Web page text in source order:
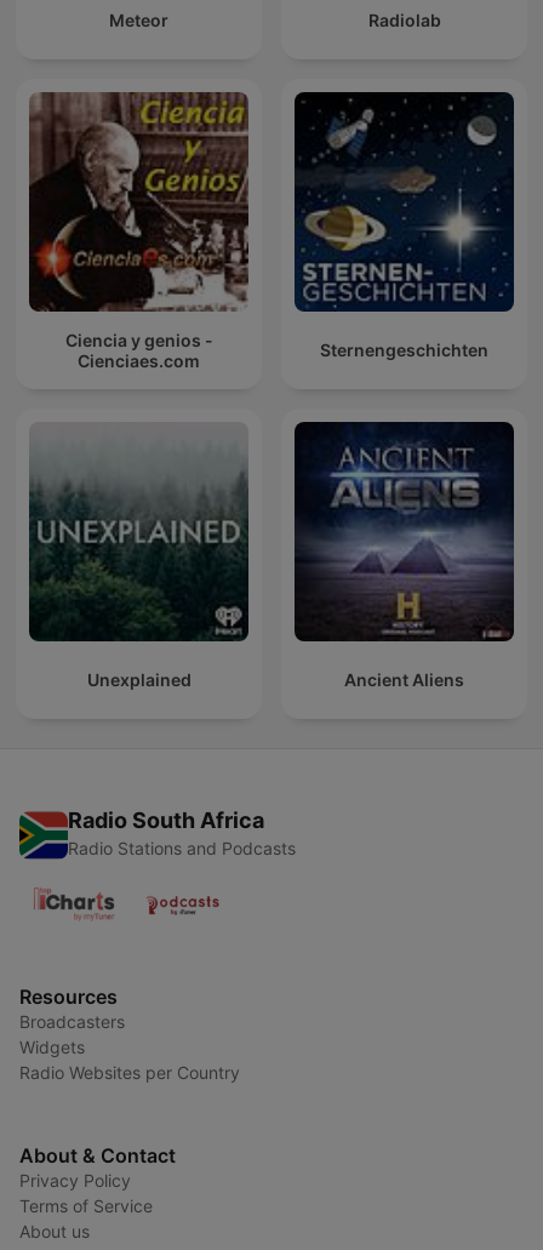
Meteor Radiolab
Ciencia y genios -
Cienciaes.com
Sternengeschichten
Unexplained Ancient Aliens
Radio South Africa
Radio Stations and Podcasts
Resources
Broadcasters
Widgets
Radio Websites per Country
About & Contact
Privacy Policy
Terms of Service
About us